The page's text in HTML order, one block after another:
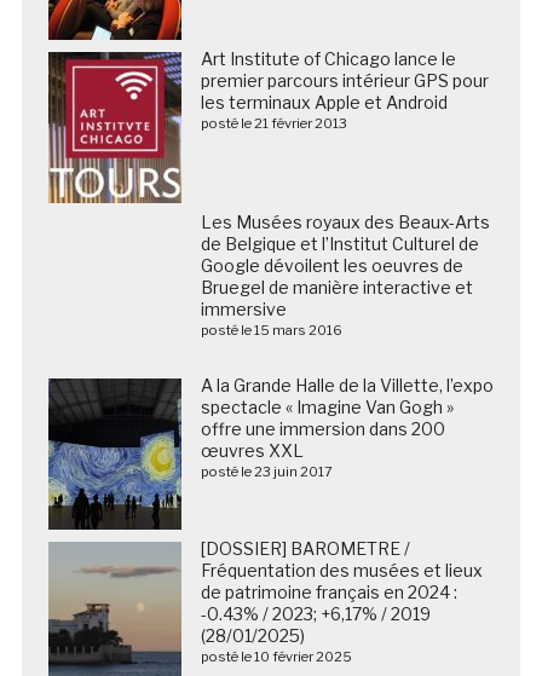
Art Institute of Chicago lance le
premier parcours intérieur GPS pour
les terminaux Apple et Android
posté le 21 février 2013
Les Musées royaux des Beaux-Arts
de Belgique et l’Institut Culturel de
Google dévoilent les oeuvres de
Bruegel de manière interactive et
immersive
posté le 15 mars 2016
A la Grande Halle de la Villette, l’expo
spectacle « Imagine Van Gogh »
offre une immersion dans 200
œuvres XXL
posté le 23 juin 2017
[DOSSIER] BAROMETRE /
Fréquentation des musées et lieux
de patrimoine français en 2024 :
-0.43% / 2023; +6,17% / 2019
(28/01/2025)
posté le 10 février 2025